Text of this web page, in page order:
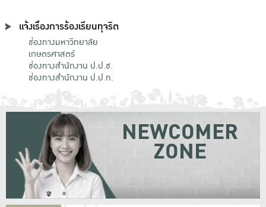
แจ้งเรื่องการร้องเรียนทุจริต
ช่องทางมหาวิทยาลัย
เกษตรศาสตร์
ช่องทางสำนักงาน ป.ป.ช.
ช่องทางสำนักงาน ป.ป.ท.
NEWCOMER
ZONE